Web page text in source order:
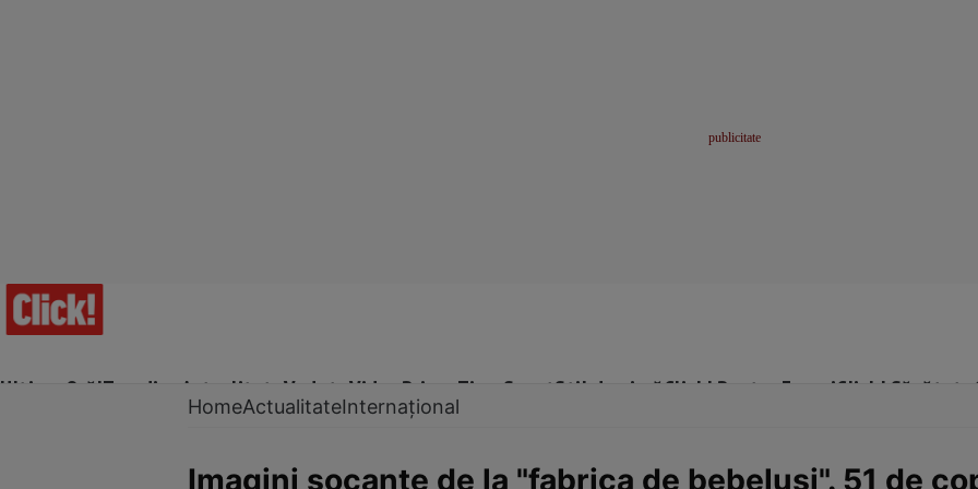
Ultima Oră!Trending Actualitate Vedete Video Prime Time SportStil de viațăClick! Pentru FemeiClick! Sănătate
HomeActualitateInternațional
Imagini șocante de la "fabrica de bebeluși". 51 de